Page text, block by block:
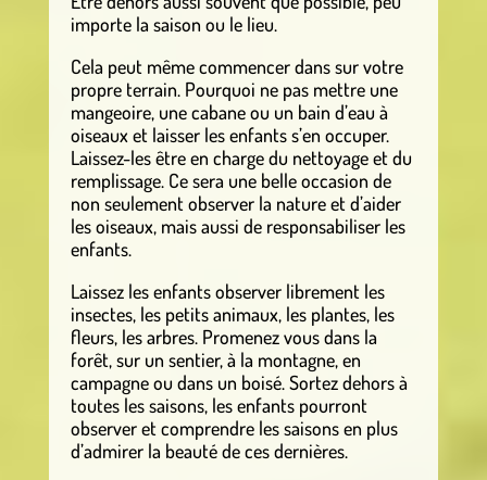
importe la saison ou le lieu.
Cela peut même commencer dans sur votre
propre terrain. Pourquoi ne pas mettre une
mangeoire, une cabane ou un bain d’eau à
oiseaux et laisser les enfants s’en occuper.
Laissez-les être en charge du nettoyage et du
remplissage. Ce sera une belle occasion de
non seulement observer la nature et d’aider
les oiseaux, mais aussi de responsabiliser les
enfants.
Laissez les enfants observer librement les
insectes, les petits animaux, les plantes, les
fleurs, les arbres. Promenez vous dans la
forêt, sur un sentier, à la montagne, en
campagne ou dans un boisé. Sortez dehors à
toutes les saisons, les enfants pourront
observer et comprendre les saisons en plus
d’admirer la beauté de ces dernières.